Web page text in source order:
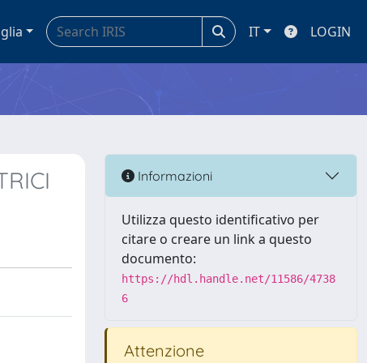
IT LOGIN
Informazioni
Utilizza questo identificativo per
citare o creare un link a questo
documento:
https://hdl.handle.net/11586/4738
6
Attenzione